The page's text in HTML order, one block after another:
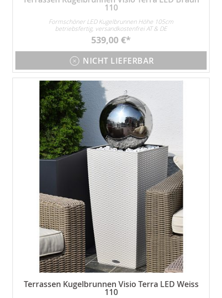
110
Formschöner LED Kugelbrunnen Höhe 105cm
betriebsfertig, versandkostenfrei AT & DE
539,00 €
NICHT LIEFERBAR
Terrassen Kugelbrunnen Visio Terra LED Weiss
110